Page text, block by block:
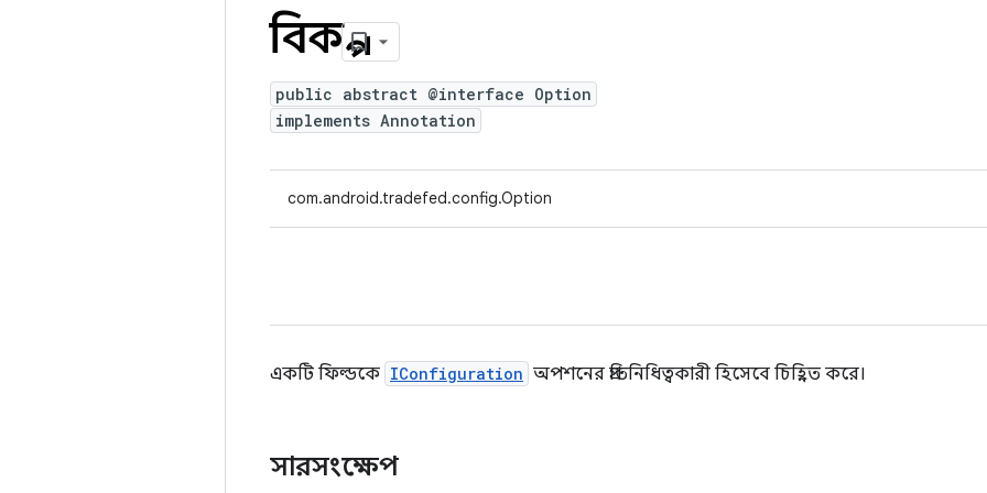
বিকল্প
public abstract @interface Option
implements Annotation
com.android.tradefed.config.Option
একটি ফিল্ডকে IConfiguration অপশনের প্রতিনিধিত্বকারী হিসেবে চিহ্নিত করে।
সারসংক্ষেপ